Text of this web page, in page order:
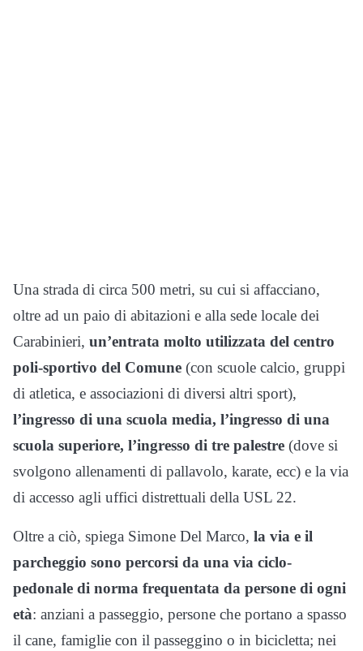
Una strada di circa 500 metri, su cui si affacciano,
oltre ad un paio di abitazioni e alla sede locale dei
Carabinieri, un’entrata molto utilizzata del centro
poli-sportivo del Comune (con scuole calcio, gruppi
di atletica, e associazioni di diversi altri sport),
l’ingresso di una scuola media, l’ingresso di una
scuola superiore, l’ingresso di tre palestre (dove si
svolgono allenamenti di pallavolo, karate, ecc) e la via
di accesso agli uffici distrettuali della USL 22.
Oltre a ciò, spiega Simone Del Marco, la via e il
parcheggio sono percorsi da una via ciclo-
pedonale di norma frequentata da persone di ogni
età: anziani a passeggio, persone che portano a spasso
il cane, famiglie con il passeggino o in bicicletta; nei